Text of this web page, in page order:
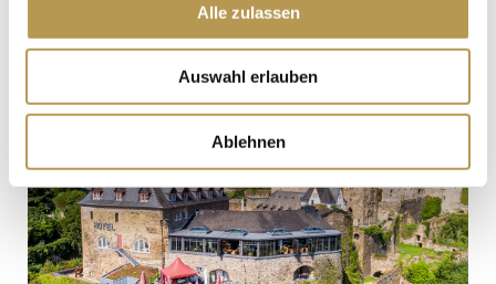
Alle zulassen
Auswahl erlauben
Ablehnen